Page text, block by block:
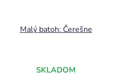
Malý batoh: Čerešne
SKLADOM